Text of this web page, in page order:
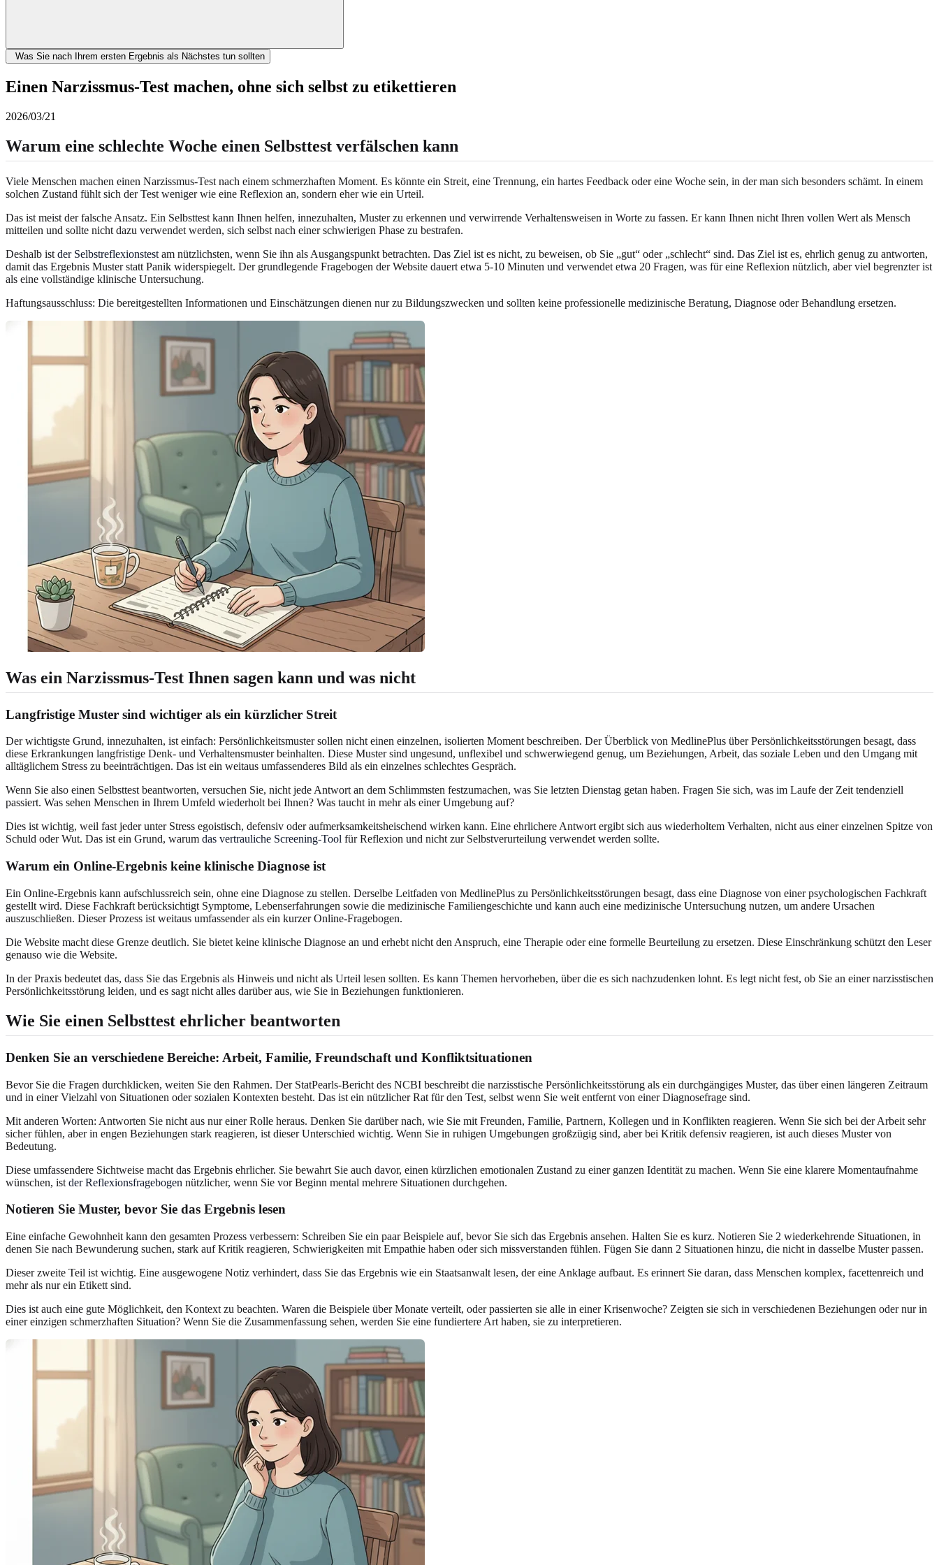
Was Sie nach Ihrem ersten Ergebnis als Nächstes tun sollten
Einen Narzissmus-Test machen, ohne sich selbst zu etikettieren
2026/03/21
Warum eine schlechte Woche einen Selbsttest verfälschen kann
Viele Menschen machen einen Narzissmus-Test nach einem schmerzhaften Moment. Es könnte ein Streit, eine Trennung, ein hartes Feedback oder eine Woche sein, in der man sich besonders schämt. In einem
solchen Zustand fühlt sich der Test weniger wie eine Reflexion an, sondern eher wie ein Urteil.
Das ist meist der falsche Ansatz. Ein Selbsttest kann Ihnen helfen, innezuhalten, Muster zu erkennen und verwirrende Verhaltensweisen in Worte zu fassen. Er kann Ihnen nicht Ihren vollen Wert als Mensch
mitteilen und sollte nicht dazu verwendet werden, sich selbst nach einer schwierigen Phase zu bestrafen.
Deshalb ist der Selbstreflexionstest am nützlichsten, wenn Sie ihn als Ausgangspunkt betrachten. Das Ziel ist es nicht, zu beweisen, ob Sie „gut“ oder „schlecht“ sind. Das Ziel ist es, ehrlich genug zu antworten,
damit das Ergebnis Muster statt Panik widerspiegelt. Der grundlegende Fragebogen der Website dauert etwa 5-10 Minuten und verwendet etwa 20 Fragen, was für eine Reflexion nützlich, aber viel begrenzter ist
als eine vollständige klinische Untersuchung.
Haftungsausschluss: Die bereitgestellten Informationen und Einschätzungen dienen nur zu Bildungszwecken und sollten keine professionelle medizinische Beratung, Diagnose oder Behandlung ersetzen.
Was ein Narzissmus-Test Ihnen sagen kann und was nicht
Langfristige Muster sind wichtiger als ein kürzlicher Streit
Der wichtigste Grund, innezuhalten, ist einfach: Persönlichkeitsmuster sollen nicht einen einzelnen, isolierten Moment beschreiben. Der Überblick von MedlinePlus über Persönlichkeitsstörungen besagt, dass
diese Erkrankungen langfristige Denk- und Verhaltensmuster beinhalten. Diese Muster sind ungesund, unflexibel und schwerwiegend genug, um Beziehungen, Arbeit, das soziale Leben und den Umgang mit
alltäglichem Stress zu beeinträchtigen. Das ist ein weitaus umfassenderes Bild als ein einzelnes schlechtes Gespräch.
Wenn Sie also einen Selbsttest beantworten, versuchen Sie, nicht jede Antwort an dem Schlimmsten festzumachen, was Sie letzten Dienstag getan haben. Fragen Sie sich, was im Laufe der Zeit tendenziell
passiert. Was sehen Menschen in Ihrem Umfeld wiederholt bei Ihnen? Was taucht in mehr als einer Umgebung auf?
Dies ist wichtig, weil fast jeder unter Stress egoistisch, defensiv oder aufmerksamkeitsheischend wirken kann. Eine ehrlichere Antwort ergibt sich aus wiederholtem Verhalten, nicht aus einer einzelnen Spitze von
Schuld oder Wut. Das ist ein Grund, warum das vertrauliche Screening-Tool für Reflexion und nicht zur Selbstverurteilung verwendet werden sollte.
Warum ein Online-Ergebnis keine klinische Diagnose ist
Ein Online-Ergebnis kann aufschlussreich sein, ohne eine Diagnose zu stellen. Derselbe Leitfaden von MedlinePlus zu Persönlichkeitsstörungen besagt, dass eine Diagnose von einer psychologischen Fachkraft
gestellt wird. Diese Fachkraft berücksichtigt Symptome, Lebenserfahrungen sowie die medizinische Familiengeschichte und kann auch eine medizinische Untersuchung nutzen, um andere Ursachen
auszuschließen. Dieser Prozess ist weitaus umfassender als ein kurzer Online-Fragebogen.
Die Website macht diese Grenze deutlich. Sie bietet keine klinische Diagnose an und erhebt nicht den Anspruch, eine Therapie oder eine formelle Beurteilung zu ersetzen. Diese Einschränkung schützt den Leser
genauso wie die Website.
In der Praxis bedeutet das, dass Sie das Ergebnis als Hinweis und nicht als Urteil lesen sollten. Es kann Themen hervorheben, über die es sich nachzudenken lohnt. Es legt nicht fest, ob Sie an einer narzisstischen
Persönlichkeitsstörung leiden, und es sagt nicht alles darüber aus, wie Sie in Beziehungen funktionieren.
Wie Sie einen Selbsttest ehrlicher beantworten
Denken Sie an verschiedene Bereiche: Arbeit, Familie, Freundschaft und Konfliktsituationen
Bevor Sie die Fragen durchklicken, weiten Sie den Rahmen. Der StatPearls-Bericht des NCBI beschreibt die narzisstische Persönlichkeitsstörung als ein durchgängiges Muster, das über einen längeren Zeitraum
und in einer Vielzahl von Situationen oder sozialen Kontexten besteht. Das ist ein nützlicher Rat für den Test, selbst wenn Sie weit entfernt von einer Diagnosefrage sind.
Mit anderen Worten: Antworten Sie nicht aus nur einer Rolle heraus. Denken Sie darüber nach, wie Sie mit Freunden, Familie, Partnern, Kollegen und in Konflikten reagieren. Wenn Sie sich bei der Arbeit sehr
sicher fühlen, aber in engen Beziehungen stark reagieren, ist dieser Unterschied wichtig. Wenn Sie in ruhigen Umgebungen großzügig sind, aber bei Kritik defensiv reagieren, ist auch dieses Muster von
Bedeutung.
Diese umfassendere Sichtweise macht das Ergebnis ehrlicher. Sie bewahrt Sie auch davor, einen kürzlichen emotionalen Zustand zu einer ganzen Identität zu machen. Wenn Sie eine klarere Momentaufnahme
wünschen, ist der Reflexionsfragebogen nützlicher, wenn Sie vor Beginn mental mehrere Situationen durchgehen.
Notieren Sie Muster, bevor Sie das Ergebnis lesen
Eine einfache Gewohnheit kann den gesamten Prozess verbessern: Schreiben Sie ein paar Beispiele auf, bevor Sie sich das Ergebnis ansehen. Halten Sie es kurz. Notieren Sie 2 wiederkehrende Situationen, in
denen Sie nach Bewunderung suchen, stark auf Kritik reagieren, Schwierigkeiten mit Empathie haben oder sich missverstanden fühlen. Fügen Sie dann 2 Situationen hinzu, die nicht in dasselbe Muster passen.
Dieser zweite Teil ist wichtig. Eine ausgewogene Notiz verhindert, dass Sie das Ergebnis wie ein Staatsanwalt lesen, der eine Anklage aufbaut. Es erinnert Sie daran, dass Menschen komplex, facettenreich und
mehr als nur ein Etikett sind.
Dies ist auch eine gute Möglichkeit, den Kontext zu beachten. Waren die Beispiele über Monate verteilt, oder passierten sie alle in einer Krisenwoche? Zeigten sie sich in verschiedenen Beziehungen oder nur in
einer einzigen schmerzhaften Situation? Wenn Sie die Zusammenfassung sehen, werden Sie eine fundiertere Art haben, sie zu interpretieren.